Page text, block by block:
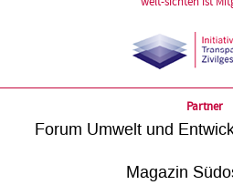
Partner
Forum Umwelt und
Magazin